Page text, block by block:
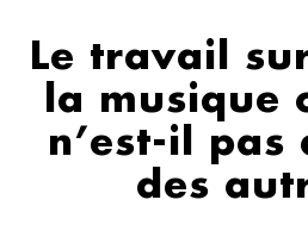
Le travail
la musique
n’est-il
des